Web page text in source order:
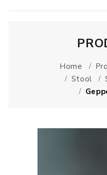
Home
Stool